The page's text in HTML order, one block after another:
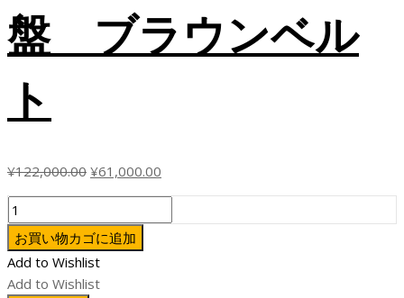
盤 ブラウンベル
ト
¥122,000.00 元
の
格
は
¥122,000.00
¥61,000.00
在
ZF
フ
ァ
ク
ト
お買い物カゴに追加
Add to Wishlist
Add to Wishlist